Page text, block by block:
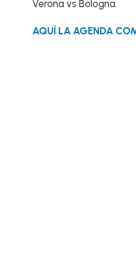
Verona vs Bologna.
AQUÍ LA AGENDA